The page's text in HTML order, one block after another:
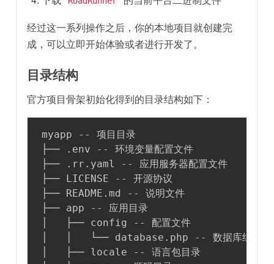
经过这一系列操作之后，你的本地项目就创建完
成，可以立即开始体验或者进行开发了。
目录结构
官方项目骨架初始化得到的目录结构如下：
myapp -- 项目目录
├── .env -- 环境变量配置文件
├── .rr.yaml -- 应用服务器配置文件
├── LICENSE -- 开源协议
├── README.md -- 说明文件
├── app -- 应用目录
│   ├── config -- 配置文件
│   │   └── database.php -- 数据库组件配
│   ├── locale -- 语言包目录